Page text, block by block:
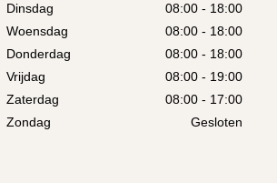
Dinsdag
08:00 - 18:00
Woensdag
08:00 - 18:00
Donderdag
08:00 - 18:00
Vrijdag
08:00 - 19:00
Zaterdag
08:00 - 17:00
Zondag
Gesloten